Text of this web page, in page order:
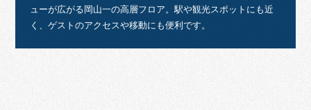
ューが広がる岡山一の高層フロア。駅や観光スポットにも近
く、ゲストのアクセスや移動にも便利です。